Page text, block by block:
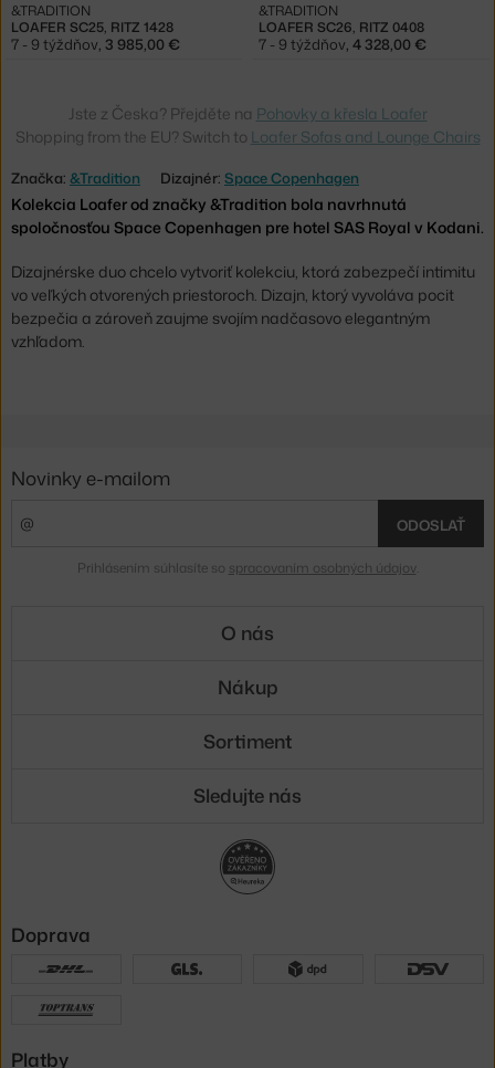
Značka: &Tradition Dizajnér: Space Copenhagen
Kolekcia Loafer od značky &Tradition bola navrhnutá
spoločnosťou Space Copenhagen pre hotel SAS Royal v Kodani.
Dizajnérske duo chcelo vytvoriť kolekciu, ktorá zabezpečí intimitu
vo veľkých otvorených priestoroch. Dizajn, ktorý vyvoláva pocit
bezpečia a zároveň zaujme svojím nadčasovo elegantným
vzhľadom.
LOAFER SC25, RITZ 1428
&TRADITION
7 - 9 týždňov, 3 985,00 €
LOAFER SC26, RITZ 0408
&TRADITION
7 - 9 týždňov, 4 328,00 €
Jste z Česka? Přejděte na Pohovky a křesla Loafer
Shopping from the EU? Switch to Loafer Sofas and Lounge Chairs
Novinky e-mailom
ODOSLAŤ
Prihlásením súhlasíte so spracovaním osobných údajov.
O nás
Nákup
Sortiment
Sledujte nás
Doprava
Platby